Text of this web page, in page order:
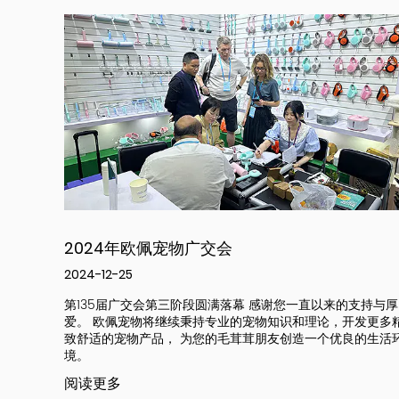
第134届广州博览会
2024-12-25
由于我们产品的设计和引人注目的颜色，我们的展位吸引
量客户，也吸引了广交会的新闻中心。他们拍摄并报道了
的展位。 重要的是，我们在本次展会中获得了大额订单
过一万台宠物饮水机，十四万支宠物刷子。在首次合作后
户又再次向我们下了订单。 感谢客户的信任，这是对我
量和服务的肯定！